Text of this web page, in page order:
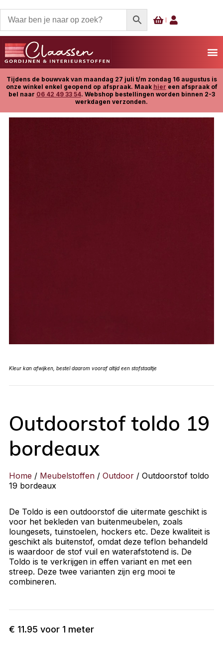
Tijdens de bouwvak van maandag 27 juli t/m zondag 16 augustus is
onze winkel enkel geopend op afspraak. Maak hier een afspraak of
bel naar 06 42 49 33 54. Webshop bestellingen worden binnen 2-3
werkdagen verzonden.
Kleur kan afwijken, bestel daarom vooraf altijd een stofstaaltje
Outdoorstof toldo 19
bordeaux
Home / Meubelstoffen / Outdoor / Outdoorstof toldo
19 bordeaux
De Toldo is een outdoorstof die uitermate geschikt is
voor het bekleden van buitenmeubelen, zoals
loungesets, tuinstoelen, hockers etc. Deze kwaliteit is
geschikt als buitenstof, omdat deze teflon behandeld
is waardoor de stof vuil en waterafstotend is. De
Toldo is te verkrijgen in effen variant en met een
streep. Deze twee varianten zijn erg mooi te
combineren.
€ 11.95 voor 1 meter